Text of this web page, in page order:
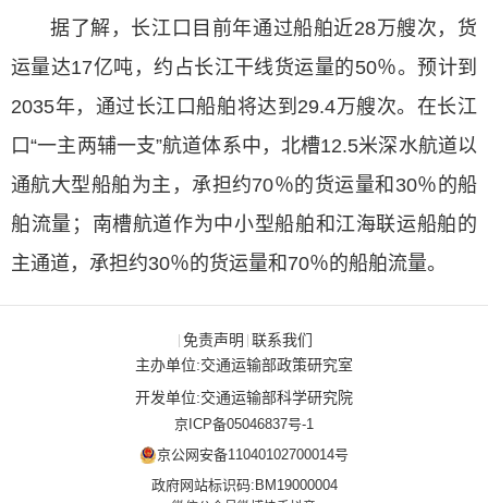
据了解，长江口目前年通过船舶近28万艘次，货
运量达17亿吨，约占长江干线货运量的50％。预计到
2035年，通过长江口船舶将达到29.4万艘次。在长江
口“一主两辅一支”航道体系中，北槽12.5米深水航道以
通航大型船舶为主，承担约70％的货运量和30％的船
舶流量；南槽航道作为中小型船舶和江海联运船舶的
主通道，承担约30％的货运量和70％的船舶流量。
| 免责声明 | 联系我们
主办单位:交通运输部政策研究室
开发单位:交通运输部科学研究院
京ICP备05046837号-1
京公网安备11040102700014号
政府网站标识码:BM19000004